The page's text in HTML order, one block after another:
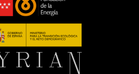
esta iniciativa supone
compromiso con
que mejoran la vida
y apoyan el trabajo de
como la Asociación